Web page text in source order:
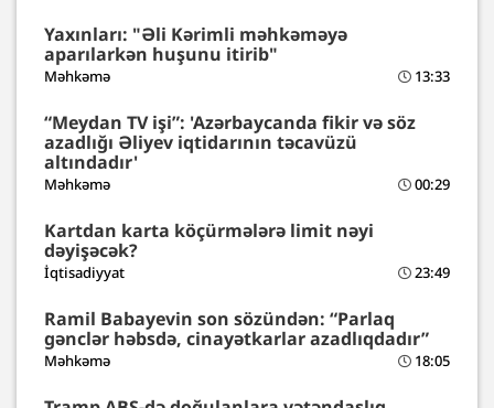
Yaxınları: "Əli Kərimli məhkəməyə
aparılarkən huşunu itirib"
Məhkəmə 13:33
“Meydan TV işi”: 'Azərbaycanda fikir və söz
azadlığı Əliyev iqtidarının təcavüzü
altındadır'
Məhkəmə 00:29
Kartdan karta köçürmələrə limit nəyi
dəyişəcək?
İqtisadiyyat 23:49
Ramil Babayevin son sözündən: “Parlaq
gənclər həbsdə, cinayətkarlar azadlıqdadır”
Məhkəmə 18:05